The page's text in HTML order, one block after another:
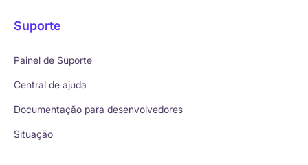
Suporte
Painel de Suporte
Central de ajuda
Documentação para desenvolvedores
Situação